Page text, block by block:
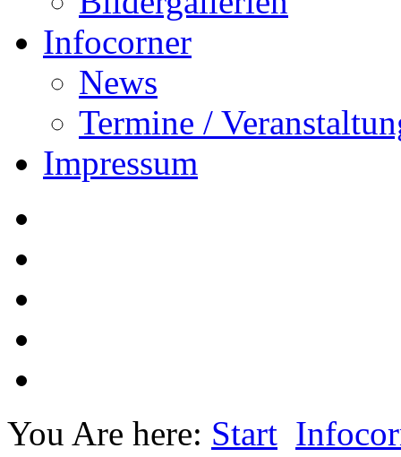
Infocorner
News
Termine /
Impressum
You Are here: Start